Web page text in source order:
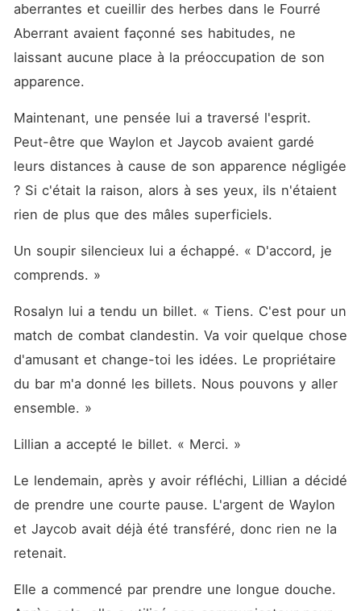
aberrantes et cueillir des herbes dans le Fourré
Aberrant avaient façonné ses habitudes, ne
laissant aucune place à la préoccupation de son
apparence.
Maintenant, une pensée lui a traversé l'esprit.
Peut-être que Waylon et Jaycob avaient gardé
leurs distances à cause de son apparence négligée
? Si c'était la raison, alors à ses yeux, ils n'étaient
rien de plus que des mâles superficiels.
Un soupir silencieux lui a échappé. « D'accord, je
comprends. »
Rosalyn lui a tendu un billet. « Tiens. C'est pour un
match de combat clandestin. Va voir quelque chose
d'amusant et change-toi les idées. Le propriétaire
du bar m'a donné les billets. Nous pouvons y aller
ensemble. »
Lillian a accepté le billet. « Merci. »
Le lendemain, après y avoir réfléchi, Lillian a décidé
de prendre une courte pause. L'argent de Waylon
et Jaycob avait déjà été transféré, donc rien ne la
retenait.
Elle a commencé par prendre une longue douche.